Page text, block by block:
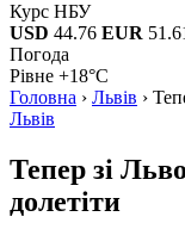
Курс НБУ
USD 44.76 EUR
Погода
Рівне +18°C
Головна › Львів ›
Львів
Тепер зі
долетіти